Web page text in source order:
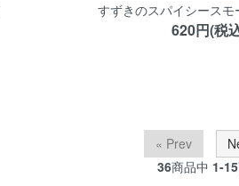
すずきのスパイシース
620円(税
« Prev
36商品中 1-15